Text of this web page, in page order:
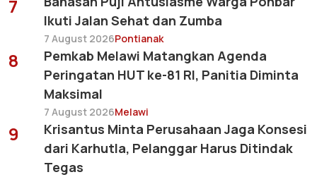
7
Ikuti Jalan Sehat dan Zumba
7 August 2026Pontianak
8
Pemkab Melawi Matangkan Agenda
Peringatan HUT ke-81 RI, Panitia Diminta
Maksimal
7 August 2026Melawi
9
Krisantus Minta Perusahaan Jaga Konsesi
dari Karhutla, Pelanggar Harus Ditindak
Tegas